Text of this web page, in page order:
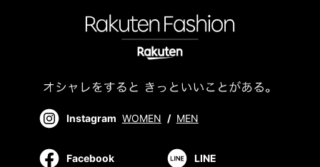
Instagram WOMEN / MEN
Facebook LINE